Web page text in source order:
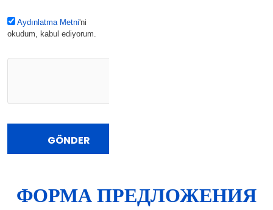
Aydınlatma Metni'ni
okudum, kabul ediyorum.
ФОРМА ПРЕДЛОЖЕНИЯ